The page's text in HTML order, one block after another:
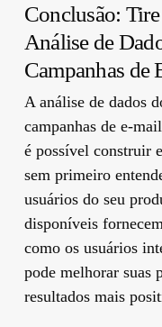
Conclusão:
Análise de
Campanhas de
A análise de dados
campanhas de e-
é possível construir
sem primeiro
usuários do seu
disponíveis
como os usuários
pode melhorar suas
resultados mais